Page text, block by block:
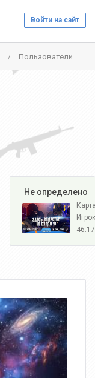
Войти на сайт
/ Пользователи
️ Не определено